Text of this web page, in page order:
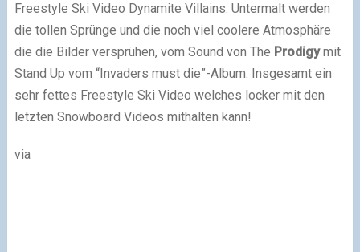
Freestyle Ski Video Dynamite Villains. Untermalt werden
die tollen Sprünge und die noch viel coolere Atmosphäre
die die Bilder versprühen, vom Sound von The Prodigymit
Stand Up vom “Invaders must die”-Album. Insgesamt ein
sehr fettes Freestyle Ski Video welches locker mit den
letzten Snowboard Videos mithalten kann!
via